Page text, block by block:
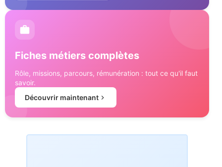
Fiches métiers complètes
Rôle, missions, parcours, rémunération : tout ce qu'il faut
savoir.
Découvrir maintenant